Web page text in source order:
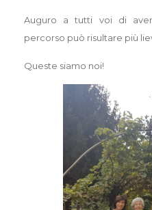
Auguro a tutti voi di
percorso può risultare più
Queste siamo noi!